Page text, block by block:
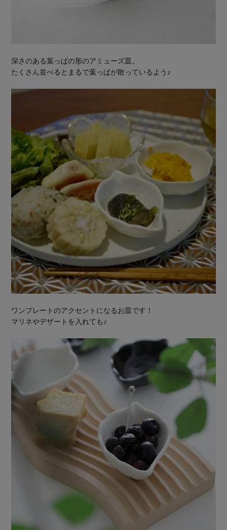
深さのある葉っぱの形のアミューズ皿。
たくさん並べるとまるで葉っぱが散っているよう♪
ワンプレートのアクセントになるお皿です！
マリネやデザートを入れても♪